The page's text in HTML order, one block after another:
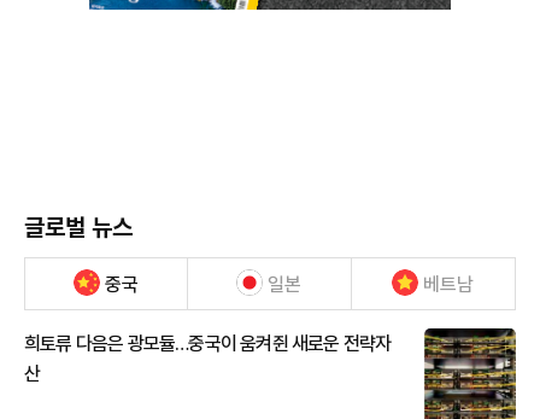
글로벌 뉴스
중국 일본 베트남
희토류 다음은 광모듈…중국이 움켜쥔 새로운 전략자
산